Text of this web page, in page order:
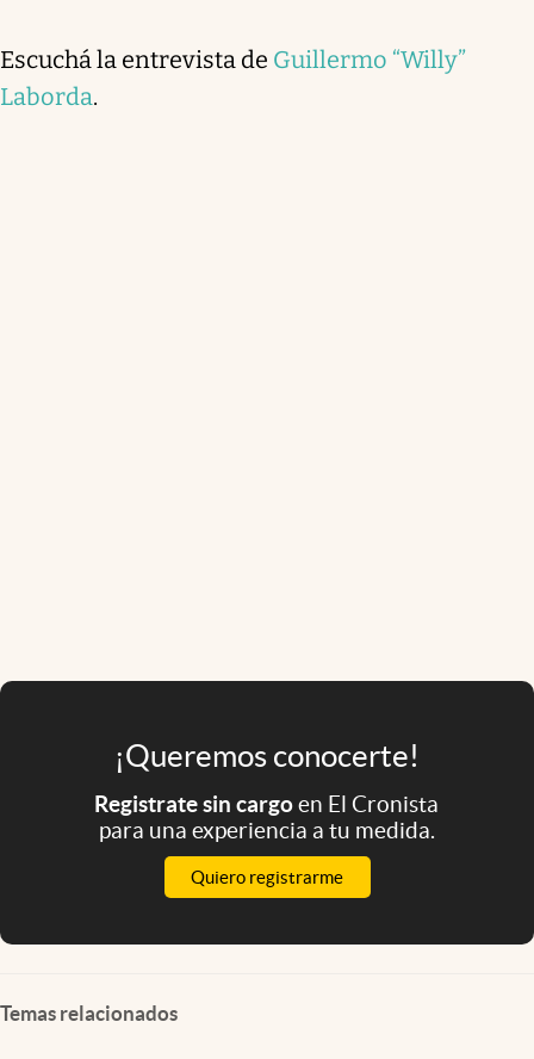
Escuchá la entrevista de Guillermo “Willy”
Laborda.
¡Queremos conocerte!
Registrate sin cargoen El Cronista
para una experiencia a tu medida.
Quiero registrarme
Temas relacionados